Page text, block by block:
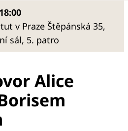
v Praze Štěpánská 35,
sál, 5. patro
Alice